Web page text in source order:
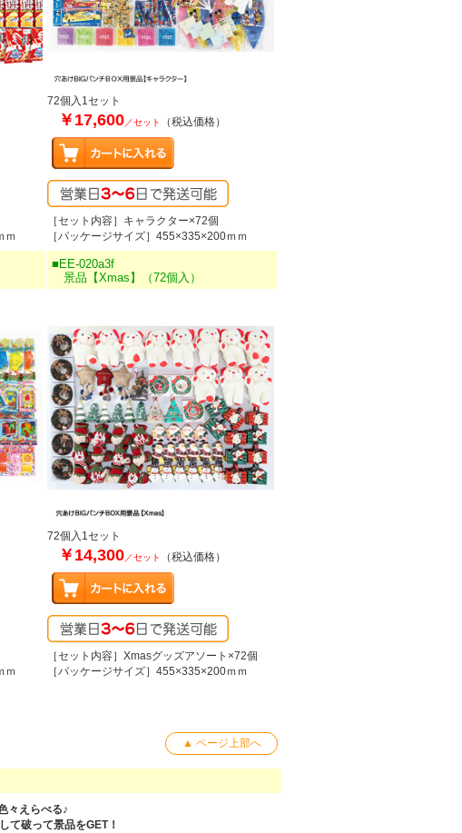
ｍ
72個入1セット
￥17,600／セット （税込価格）
［セット内容］キャラクター×72個
［パッケージサイズ］455×335×200ｍｍ
ｍ
■EE-020a3f
景品【Xmas】（72個入）
72個入1セット
￥14,300／セット （税込価格）
［セット内容］Xmasグッズアソート×72個
［パッケージサイズ］455×335×200ｍｍ
▲ ページ上部へ
々えらべる♪
て破って景品をGET！